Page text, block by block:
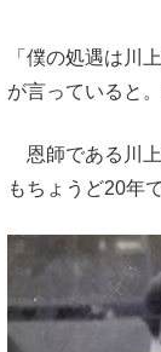
「僕の処遇は川
が言っていると
恩師である川上
もちょうど20年